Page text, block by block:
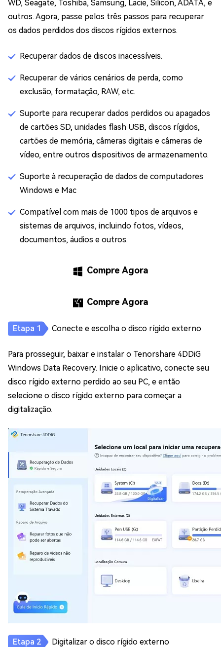
WD, Seagate, Toshiba, Samsung, Lacie, Silicon, ADATA, e
outros. Agora, passe pelos três passos para recuperar
os dados perdidos dos discos rígidos externos.
Recuperar dados de discos inacessíveis.
Recuperar de vários cenários de perda, como
exclusão, formatação, RAW, etc.
Suporte para recuperar dados perdidos ou apagados
de cartões SD, unidades flash USB, discos rígidos,
cartões de memória, câmeras digitais e câmeras de
vídeo, entre outros dispositivos de armazenamento.
Suporte à recuperação de dados de computadores
Windows e Mac
Compatível com mais de 1000 tipos de arquivos e
sistemas de arquivos, incluindo fotos, vídeos,
documentos, áudios e outros.
Compre Agora
Compre Agora
Conecte e escolha o disco rígido externo
Para prosseguir, baixar e instalar o Tenorshare 4DDiG
Windows Data Recovery. Inicie o aplicativo, conecte seu
disco rígido externo perdido ao seu PC, e então
selecione o disco rígido externo para começar a
digitalização.
Digitalizar o disco rígido externo